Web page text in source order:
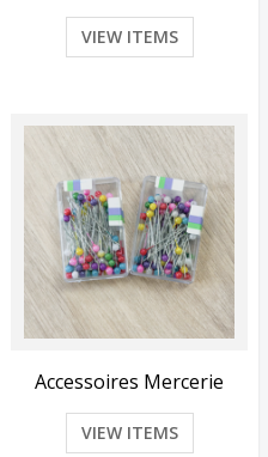
VIEW ITEMS
Accessoires Mercerie
VIEW ITEMS